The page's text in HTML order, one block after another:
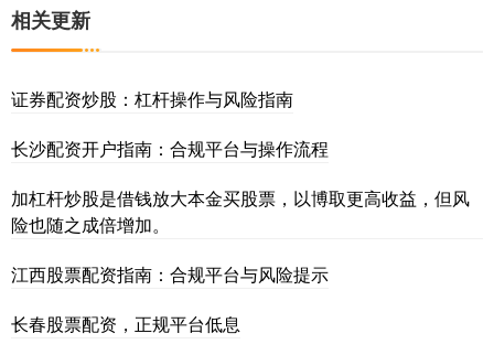
相关更新
证券配资炒股：杠杆操作与风险指南
长沙配资开户指南：合规平台与操作流程
加杠杆炒股是借钱放大本金买股票，以博取更高收益，但风
险也随之成倍增加。
江西股票配资指南：合规平台与风险提示
长春股票配资，正规平台低息